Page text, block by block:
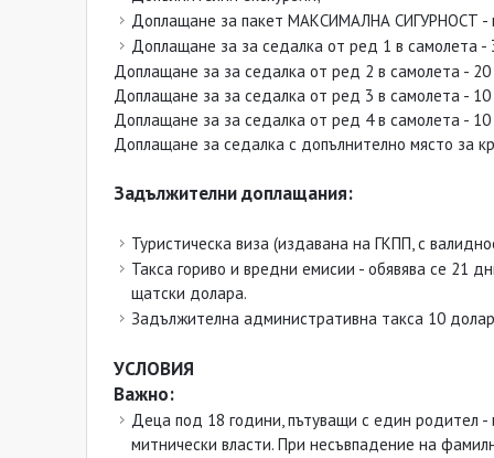
Доплащане за пакет МАКСИМАЛНА СИГУРНОСТ -
Доплащане за за седалка от ред 1 в самолета -
Доплащане за за седалка от ред 2 в самолета - 20
Доплащане за за седалка от ред 3 в самолета - 10
Доплащане за за седалка от ред 4 в самолета - 10
Доплащане за седалка с допълнително място за
Задължителни доплащания:
Туристическа виза (издавана на ГКПП, с
Такса гориво и вредни емисии - обявява се 21
щатски долара.
Задължителна административна такса 10
УСЛОВИЯ
Важно:
Деца под 18 години, пътуващи с един родител -
митнически власти. При несъвпадение на